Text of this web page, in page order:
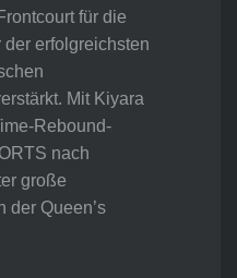
für die
erfolgreichsten
Mit Kiyara
Rebound-
nach
große
der Queen’s